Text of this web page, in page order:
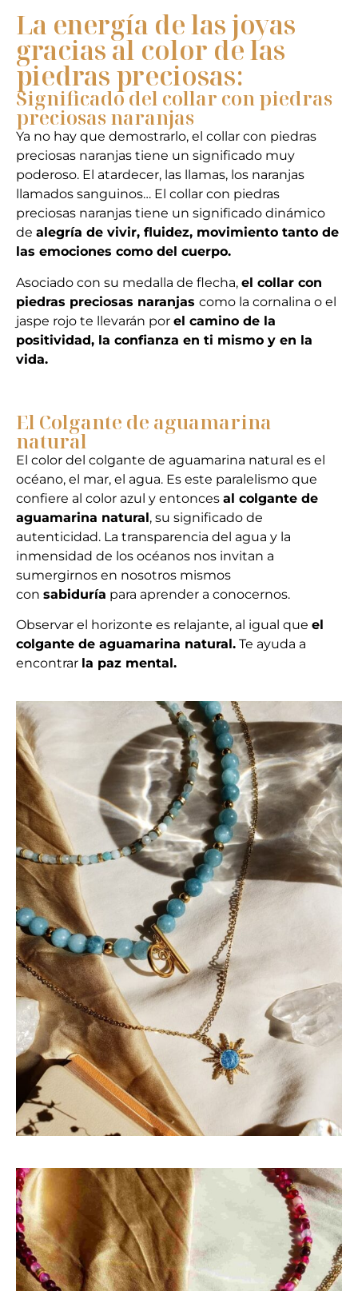
La energía de las joyas
gracias al color de las
piedras preciosas:
Significado del collar con piedras
preciosas naranjas
Ya no hay que demostrarlo, el collar con piedras
preciosas naranjas tiene un significado muy
poderoso. El atardecer, las llamas, los naranjas
llamados sanguinos… El collar con piedras
preciosas naranjas tiene un significado dinámico
de alegría de vivir, fluidez, movimiento tanto de
las emociones como del cuerpo.
Asociado con su medalla de flecha, el collar con
piedras preciosas naranjas como la cornalina o el
jaspe rojo te llevarán por el camino de la
positividad, la confianza en ti mismo y en la
vida.
El Colgante de aguamarina
natural
El color del colgante de aguamarina natural es el
océano, el mar, el agua. Es este paralelismo que
confiere al color azul y entonces al colgante de
aguamarina natural, su significado de
autenticidad. La transparencia del agua y la
inmensidad de los océanos nos invitan a
sumergirnos en nosotros mismos
con sabiduría para aprender a conocernos.
Observar el horizonte es relajante, al igual que el
colgante de aguamarina natural. Te ayuda a
encontrar la paz mental.